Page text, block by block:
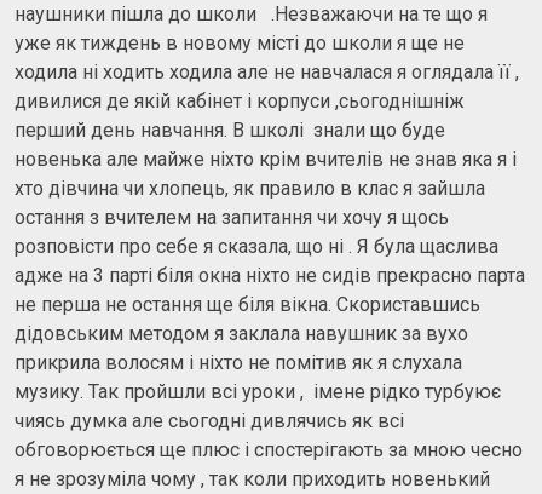
наушники пішла до школи .Незважаючи на те що я
уже як тиждень в новому місті до школи я ще не
ходила ні ходить ходила але не навчалася я оглядала її ,
дивилися де якій кабінет і корпуси ,сьогоднішніж
перший день навчання. В школі знали що буде
новенька але майже ніхто крім вчителів не знав яка я і
хто дівчина чи хлопець, як правило в клас я зайшла
остання з вчителем на запитання чи хочу я щось
розповісти про себе я сказала, що ні . Я була щаслива
адже на 3 парті біля окна ніхто не сидів прекрасно парта
не перша не остання ще біля вікна. Скориставшись
дідовським методом я заклала навушник за вухо
прикрила волосям і ніхто не помітив як я слухала
музику. Так пройшли всі уроки , імене рідко турбуює
чиясь думка але сьогодні дивлячись як всі
обговорюється ще плюс і спостерігають за мною чесно
я не зрозуміла чому , так коли приходить новенький